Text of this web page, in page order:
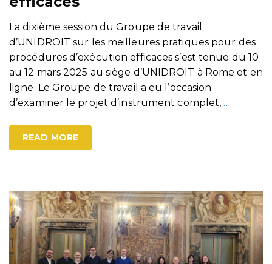
La dixième session du Groupe de travail
d’UNIDROIT sur les meilleures pratiques pour des
procédures d’exécution efficaces s’est tenue du 10
au 12 mars 2025 au siège d’UNIDROIT à Rome et en
ligne. Le Groupe de travail a eu l’occasion
d’examiner le projet d’instrument complet, …
READ MORE